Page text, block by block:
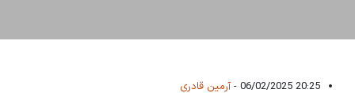
20:25 06/02/2025 -
آرمین قادری